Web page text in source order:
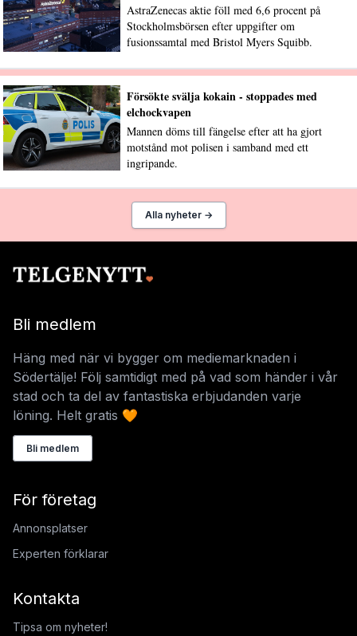
AstraZenecas aktie föll med 6,6 procent på
Stockholmsbörsen efter uppgifter om
fusionssamtal med Bristol Myers Squibb.
Försökte svälja kokain - stoppades med
elchockvapen
Mannen döms till fängelse efter att ha gjort
motstånd mot polisen i samband med ett
ingripande.
Alla nyheter →
Bli medlem
Häng med när vi bygger om mediemarknaden i
Södertälje! Följ samtidigt med på vad som händer i vår
stad och ta del av fantastiska erbjudanden varje
löning. Helt gratis 🧡
Bli medlem
För företag
Annonsplatser
Experten förklarar
Kontakta
Tipsa om nyheter!